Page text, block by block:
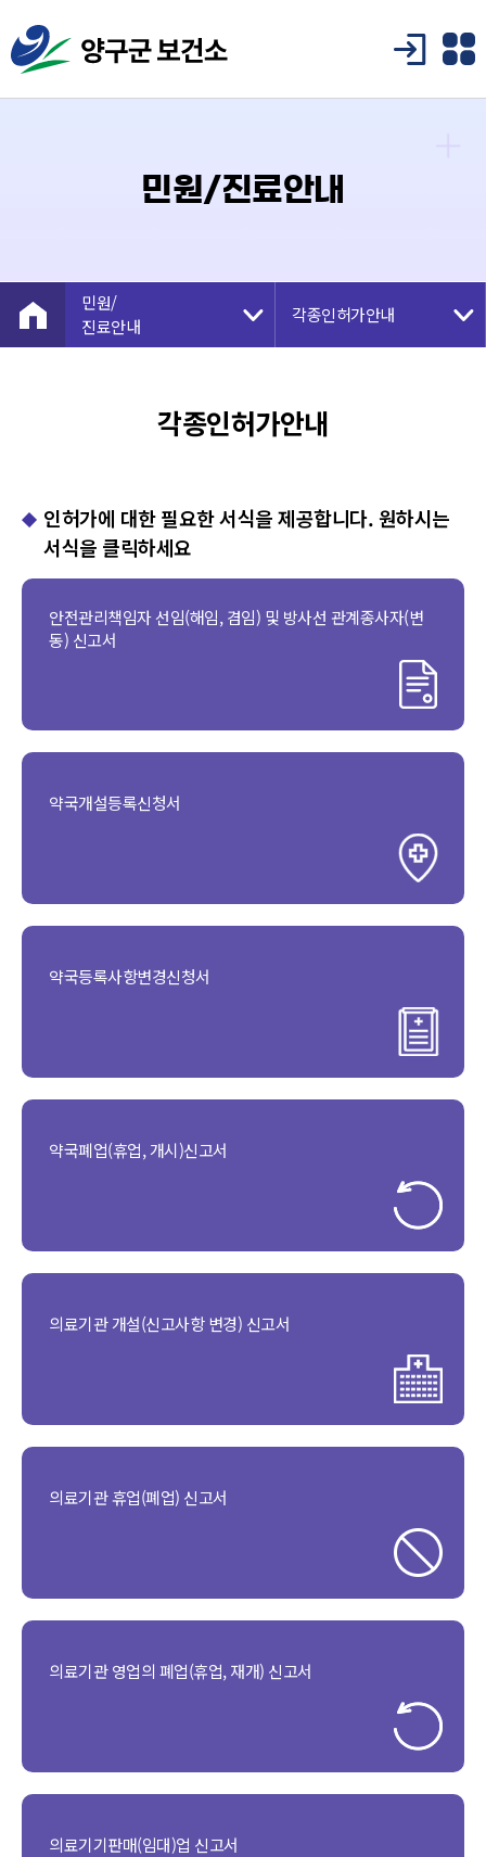
민원/진료안내
민원/
진료안내
보건사업
예방접종
건강정보
각종인허가안내
제증명발급안내
각종인허가안내
인허가에 대한 필요한 서식을 제공합니다. 원하시는
서식을 클릭하세요
안전관리책임자 선임(해임, 겸임) 및 방사선 관계종사자(변
동) 신고서
약국개설등록신청서
약국등록사항변경신청서
약국폐업(휴업, 개시)신고서
의료기관 개설(신고사항 변경) 신고서
의료기관 휴업(폐업) 신고서
의료기관 영업의 폐업(휴업, 재개) 신고서
의료기기판매(임대)업 신고서